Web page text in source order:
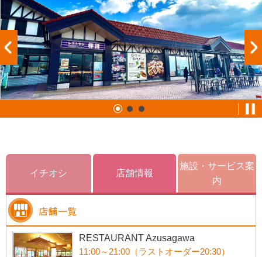
イチオシ 店舗情報
施設・サービス案
内
RESTAURANT Azusagawa
11:00～21:00（ラストオーダー20:30）